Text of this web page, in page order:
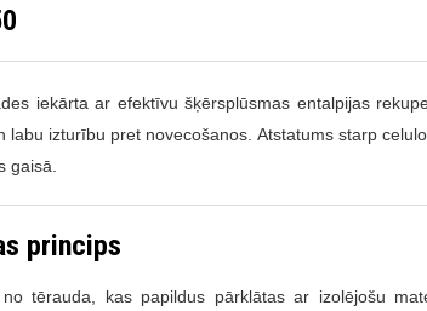
iekārta ar efektīvu šķērsplūsmas entalpijas
izturību pret novecošanos. Atstatums starp
gaisā.
princips
tērauda, kas ​​papildus pārklātas ar izolējošu